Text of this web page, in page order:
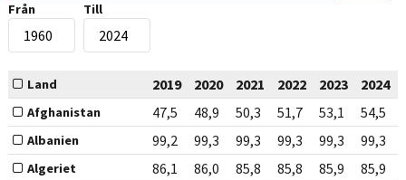
Från Till
Land 2019 2020 2021 2022 2023 2024
Afghanistan 47,5 48,9 50,3 51,7 53,1 54,5
Albanien 99,2 99,3 99,3 99,3 99,3 99,3
Algeriet 86,1 86,0 85,8 85,8 85,9 85,9